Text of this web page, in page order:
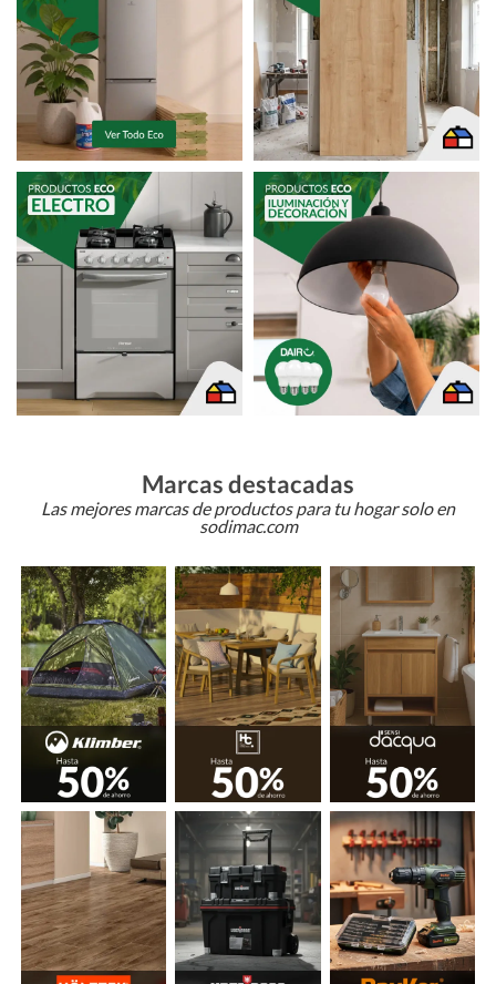
Marcas destacadas
Las mejores marcas de productos para tu hogar solo en
sodimac.com